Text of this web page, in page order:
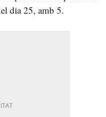
dia 25, amb 5.